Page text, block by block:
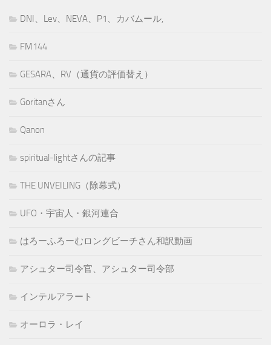
DNI、Lev、NEVA、P1、カバムール,
FM144
GESARA、RV（通貨の評価替え）
Goritanさん
Qanon
spiritual-lightさんの記事
THE UNVEILING（除幕式）
UFO・宇宙人・銀河連合
はろーふろーむロングビーチさん和訳動画
アシュター司令官、アシュター司令部
インテルアラート
オーロラ・レイ